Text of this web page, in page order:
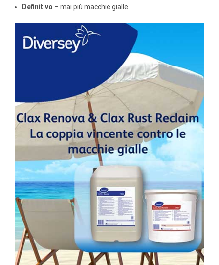
Definitivo – mai più macchie gialle